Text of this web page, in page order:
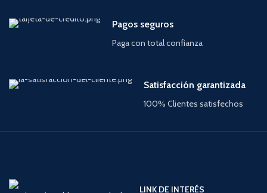
Pagos seguros
Paga con total confianza
Satisfacción garantizada
100% Clientes satisfechos
LINK DE INTERÉS